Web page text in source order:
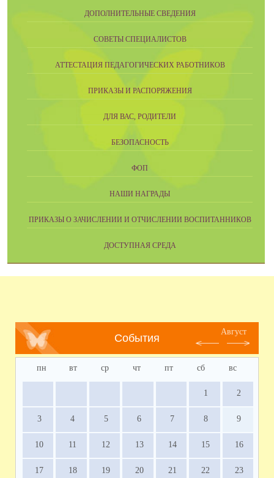
ДОПОЛНИТЕЛЬНЫЕ СВЕДЕНИЯ
СОВЕТЫ СПЕЦИАЛИСТОВ
АТТЕСТАЦИЯ ПЕДАГОГИЧЕСКИХ РАБОТНИКОВ
ПРИКАЗЫ И РАСПОРЯЖЕНИЯ
ДЛЯ ВАС, РОДИТЕЛИ
БЕЗОПАСНОСТЬ
ФОП
НАШИ НАГРАДЫ
ПРИКАЗЫ О ЗАЧИСЛЕНИИ И ОТЧИСЛЕНИИ ВОСПИТАННИКОВ
ДОСТУПНАЯ СРЕДА
События
Август
пн вт ср чт пт сб вс
1 2
3 4 5 6 7 8 9
10 11 12 13 14 15 16
17 18 19 20 21 22 23